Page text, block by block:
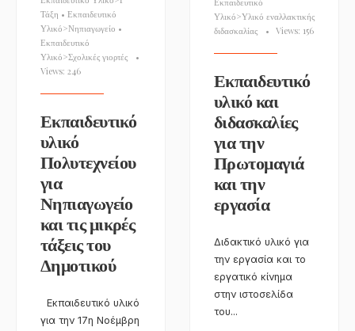
Υλικό>Υλικό εναλλακτικής
διδασκαλίας
• Views: 156
Εκπαιδευτικό
υλικό και
διδασκαλίες
για την
Πρωτομαγιά
και την
εργασία
Διδακτικό υλικό για
την εργασία και το
εργατικό κίνημα
στην ιστοσελίδα
του...
Τάξη • Εκπαιδευτικό
Υλικό>Νηπιαγωγείο •
Εκπαιδευτικό
Υλικό>Σχολικές γιορτές
•
Views: 246
Εκπαιδευτικό
υλικό
Πολυτεχνείου
για
Νηπιαγωγείο
και τις μικρές
τάξεις του
Δημοτικού
Εκπαιδευτικό υλικό
για την 17η Νοέμβρη